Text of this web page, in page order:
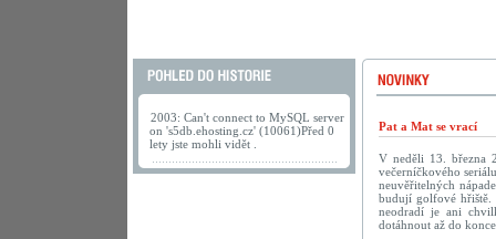
2003: Can't connect to MySQL server
on 's5db.ehosting.cz' (10061)Před 0
lety jste mohli vidět .
Pat a Mat se vrací
V neděli 13. března
večerníčkového
neuvěřitelných
budují golfové hřiště.
neodradí je ani
dotáhnout až do